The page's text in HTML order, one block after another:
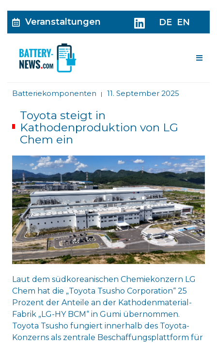
Veranstaltungen DE EN
Batteriekomponenten | 11. September 2025
Toyota steigt in
Kathodenproduktion von LG
Chem ein
Laut dem südkoreanischen Chemiekonzern LG
Chem hat die „Toyota Tsusho Corporation“ 25
Prozent der Anteile an der Kathodenmaterial-
Fabrik „LG-HY BCM“ in Gumi übernommen.
Toyota Tsusho fungiert innerhalb des Toyota-
Konzerns als zentrale Beschaffungsplattform für